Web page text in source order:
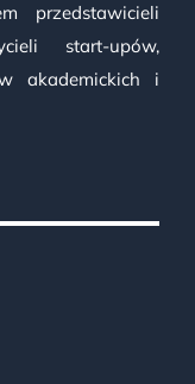
przedstawicieli
start-upów,
akademickich i